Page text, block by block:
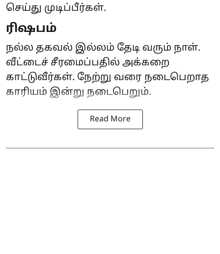
செய்து முடிப்பீர்கள்.
ரிஷபம்
நல்ல தகவல் இல்லம் தேடி வரும் நாள்.
வீட்டைச் சீரமைப்பதில் அக்கறை
காட்டுவீர்கள். நேற்று வரை நடைபெறாத
காரியம் இன்று நடைபெறும்.
Read More